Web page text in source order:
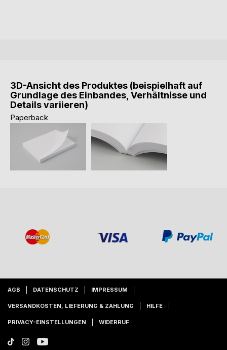
3D-Ansicht des Produktes (beispielhaft auf
Grundlage des Einbandes, Verhältnisse und
Details variieren)
Paperback
AGB DATENSCHUTZ IMPRESSUM
VERSANDKOSTEN, LIEFERUNG & ZAHLUNG HILFE
PRIVACY-EINSTELLUNGEN WIDERRUF